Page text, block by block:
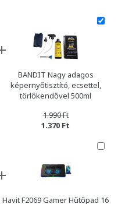
BANDIT Nagy adagos
képernyőtisztító, ecsettel,
törlőkendővel 500ml
1.990 Ft
1.370 Ft
Havit F2069 Gamer Hűtőpad 16